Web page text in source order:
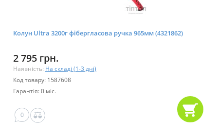
Колун Ultra 3200г фібергласова ручка 965мм (4321862)
2 795 грн.
Наявність: На складі (1-3 дні)
Код товару: 1587608
Гарантія: 0 міс.
0